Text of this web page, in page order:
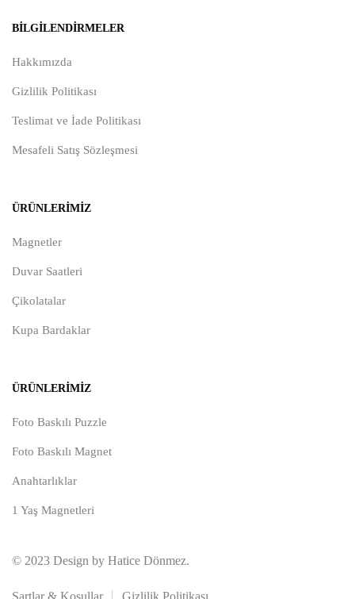
BILGILENDIRMELER
Hakkımızda
Gizlilik Politikası
Teslimat ve İade Politikası
Mesafeli Satış Sözleşmesi
ÜRÜNLERIMIZ
Magnetler
Duvar Saatleri
Çikolatalar
Kupa Bardaklar
ÜRÜNLERIMIZ
Foto Baskılı Puzzle
Foto Baskılı Magnet
Anahtarlıklar
1 Yaş Magnetleri
© 2023 Design by Hatice Dönmez.
Şartlar & Koşullar Gizlilik Politikası